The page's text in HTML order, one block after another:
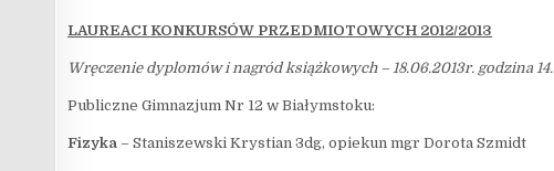
LAUREACI KONKURSÓW PRZEDMIOTOWYCH 2012/2013
Wręczenie dyplomów i nagród książkowych – 18.06.2013r. godzina
Publiczne Gimnazjum Nr 12 w Białymstoku:
Fizyka – Staniszewski Krystian 3dg, opiekun mgr Dorota Szmidt